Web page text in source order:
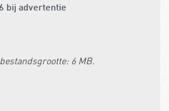
bij advertentie
6 MB.